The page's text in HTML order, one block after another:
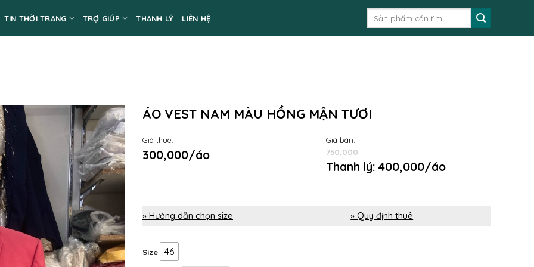
TIN THỜI TRANG TRỢ GIÚP THANH LÝ LIÊN HỆ
ÁO VEST NAM MÀU HỒNG MẬN TƯƠI
Giá thuê:
300,000/áo
Giá bán:
750,000
Thanh lý: 400,000/áo
» Hướng dẫn chọn size » Quy định thuê
Size 46